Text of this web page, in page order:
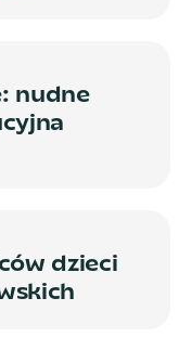
nudne
dzieci